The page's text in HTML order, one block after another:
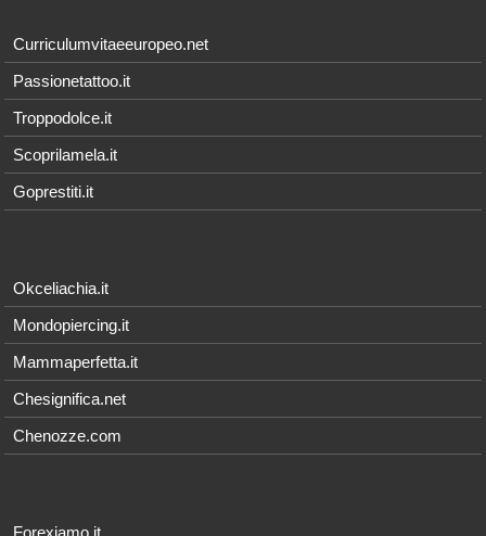
Curriculumvitaeeuropeo.net
Passionetattoo.it
Troppodolce.it
Scoprilamela.it
Goprestiti.it
Okceliachia.it
Mondopiercing.it
Mammaperfetta.it
Chesignifica.net
Chenozze.com